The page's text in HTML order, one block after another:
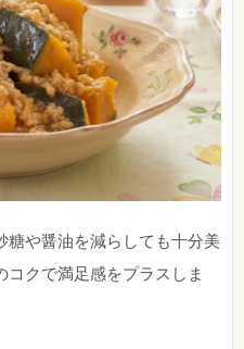
糖や醤油を減らしても十分美
クで満足感をプラスしま